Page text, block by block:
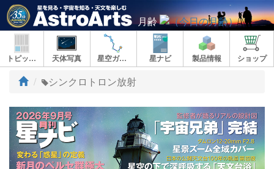
月齢
トピックス 天体写真 星空ガイド 星ナビ 製品情報 ショップ
ト
プ
シンクロトロン放射